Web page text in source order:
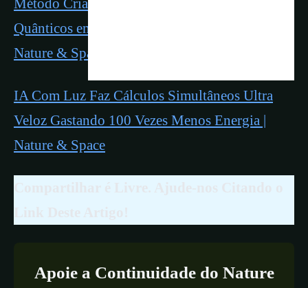
Quânticos em Tempo Real Com Luz Cromática |
Nature & Space
IA Com Luz Faz Cálculos Simultâneos Ultra
Veloz Gastando 100 Vezes Menos Energia |
Nature & Space
Apoie a Continuidade do Nature